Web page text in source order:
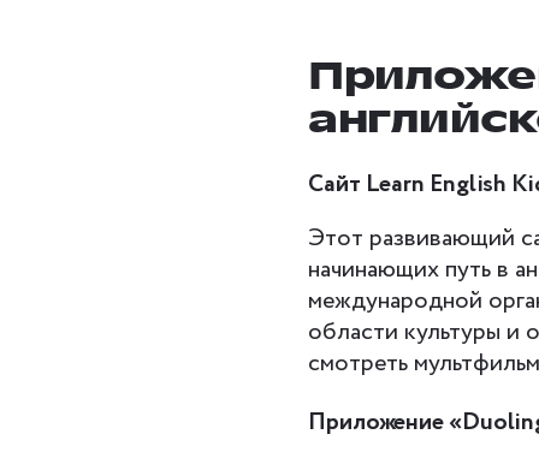
Сайт Learn English
Этот развивающий
начинающих путь в
международной
области культуры и
смотреть
Приложение